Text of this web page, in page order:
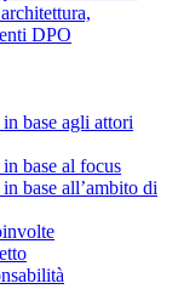
DPO
base agli attori
base al focus
base all’ambito di